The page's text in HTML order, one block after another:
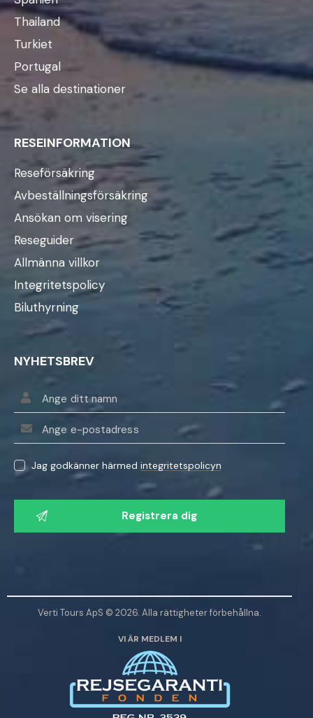
Thailand
Turkiet
Portugal
Se alla destinationer
RESEINFORMATION
Reseförsäkring
Avbeställningsförsäkring
Ansökan om visering
Reseguider
Allmänna villkor
Integritetspolicy
Biluthyrning
NYHETSBREV
Jag godkänner härmedintegritetspolicyn
V
n
Verti Tours ApS © 2026. Alla rättigheter förbehållna.
VI ÄR MEDLEM I